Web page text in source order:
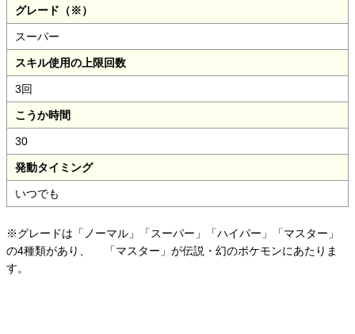
グレード（※）
スーパー
スキル使用の上限回数
3回
こうか時間
30
発動タイミング
いつでも
※グレードは「ノーマル」「スーパー」「ハイパー」「マスター」
の4種類があり、
「マスター」が伝説・幻のポケモンにあたりま
す。